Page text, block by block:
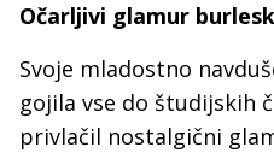
Očarljivi glamur
Svoje mladostno
gojila vse do študijskih
privlačil nostalgični